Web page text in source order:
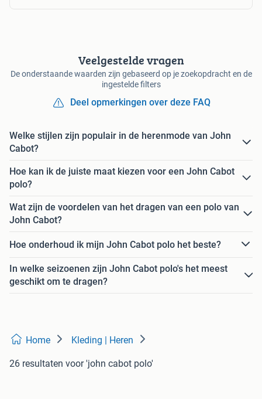
Veelgestelde vragen
De onderstaande waarden zijn gebaseerd op je zoekopdracht en de
ingestelde filters
Deel opmerkingen over deze FAQ
Welke stijlen zijn populair in de herenmode van John
Cabot?
Hoe kan ik de juiste maat kiezen voor een John Cabot
polo?
Wat zijn de voordelen van het dragen van een polo van
John Cabot?
Hoe onderhoud ik mijn John Cabot polo het beste?
In welke seizoenen zijn John Cabot polo's het meest
geschikt om te dragen?
Home Kleding | Heren
26 resultaten voor 'john cabot polo'